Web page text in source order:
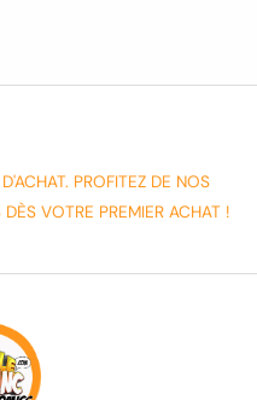
PROFITEZ DE NOS
VOTRE PREMIER ACHAT !